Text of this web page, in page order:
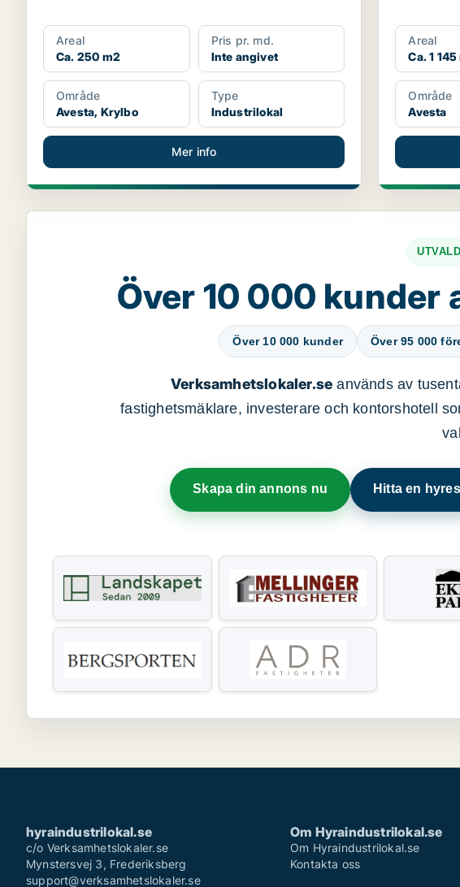
Areal
Ca. 250 m2
Pris pr. md.
Inte angivet
Område
Avesta, Krylbo
Type
Industrilokal
Mer info
Areal
Ca. 1
Område
Avesta
Över 10 000 kunder
Över 10 000 kunder Över 95 000
Verksamhetslokaler.se används av
fastighetsmäklare, investerare och kontorshotell
Skapa din annons nu Hitta en
hyraindustrilokal.se
c/o Verksamhetslokaler.se
Mynstersvej 3, Frederiksberg
support@verksamhetslokaler.se
Om Hyraindustrilokal.se
Om Hyraindustrilokal.se
Kontakta oss